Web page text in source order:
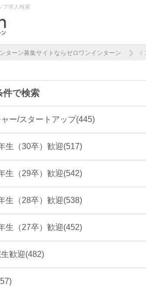
プ求人検索
ターン募集サイトならゼロワンインターン イ
件で検索
ー/スタートアップ(445)
生（30卒）歓迎(517)
生（29卒）歓迎(542)
生（28卒）歓迎(538)
生（27卒）歓迎(452)
歓迎(482)